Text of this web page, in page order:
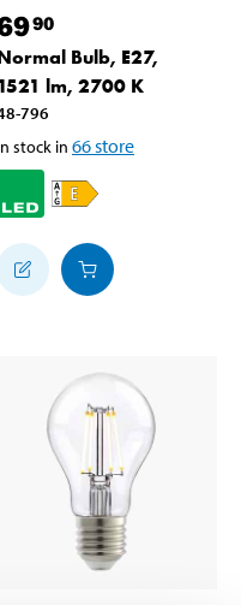
90
Bulb, E27,
1521 lm, 2700 K
796
stock in 66store